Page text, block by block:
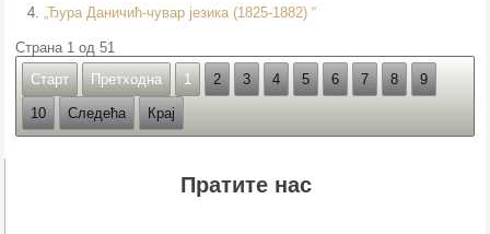
„Ђура Даничић-чувар језика (1825-1882) “
Страна 1 од 51
Старт
Претходна 1 2 3 4 5 6 7 8 9
10 Следећа Крај
Пратите нас